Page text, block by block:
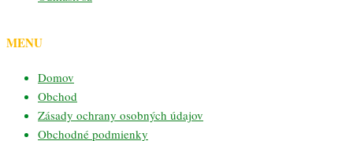
MENU
Domov
Obchod
Zásady ochrany osobných údajov
Obchodné podmienky